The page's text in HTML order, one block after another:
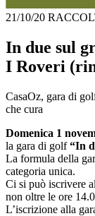
21/10/20
In due sul
I Roveri
CasaOz, gara di
che cura
Domenica 1
la gara di golf“In
La formula della
categoria unica.
Ci si può iscrivere
non oltre le ore
L’iscrizione alla